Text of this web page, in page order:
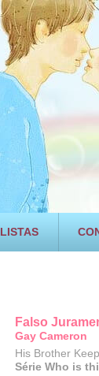
LISTAS
Falso
Gay Cameron
His Brother
Série Who is